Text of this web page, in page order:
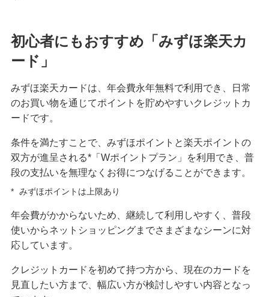
初心者にもおすすめ「みずほ楽天カ
ード」
みずほ楽天カードは、年会費永年無料で利用でき、日常
のお買い物を通じてポイントを貯めやすいクレジットカ
ードです。
条件を満たすことで、みずほポイントと楽天ポイントの
双方が進呈される*「Wポイントプラン」を利用でき、普
段の支払いを無理なくお得につなげることができます。
* みずほポイントは上限あり
年会費がかからないため、継続して利用しやすく、普段
使いからネットショッピングまでさまざまなシーンに対
応しています。
クレジットカードを初めて持つ方から、現在のカードを
見直したい方まで、幅広い方が検討しやすい内容となっ